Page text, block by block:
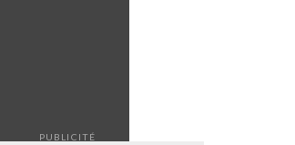
PUBLICITÉ